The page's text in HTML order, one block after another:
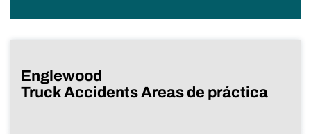
Englewood
Truck Accidents Areas de práctica